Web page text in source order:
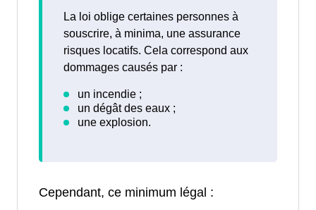
La loi oblige certaines personnes à
souscrire, à minima, une assurance
risques locatifs. Cela correspond aux
dommages causés par :
Cependant, ce minimum légal :